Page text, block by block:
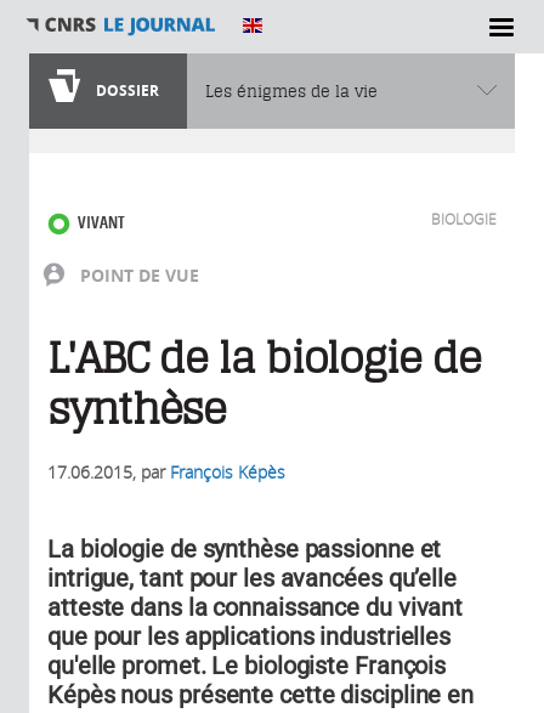
DOSSIER Les énigmes de la vie
POINT DE VUE
VIVANT BIOLOGIE
L'ABC de la biologie de
synthèse
17.06.2015, par François Képès
La biologie de synthèse passionne et
intrigue, tant pour les avancées qu’elle
atteste dans la connaissance du vivant
que pour les applications industrielles
qu'elle promet. Le biologiste François
Képès nous présente cette discipline en